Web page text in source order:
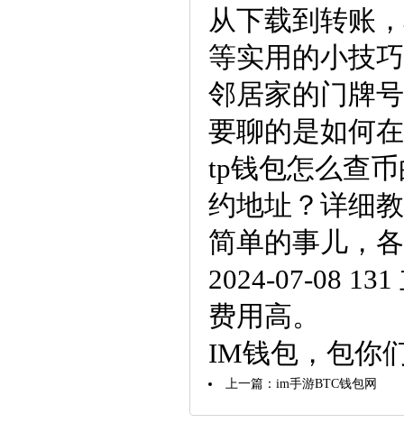
从下载到转账
等实用的小技
邻居家的门牌
要聊的是如何
tp钱包怎么查
约地址？详细
简单的事儿，
2024-07-08
费用高。
IM钱包，包你
上一篇： im手游BTC钱包网